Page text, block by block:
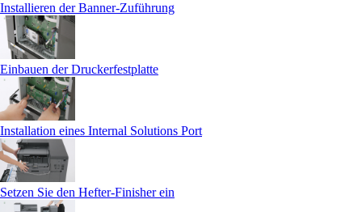
Installieren der Banner-Zuführung
Einbauen der Druckerfestplatte
Installation eines Internal Solutions Port
Setzen Sie den Hefter-Finisher ein